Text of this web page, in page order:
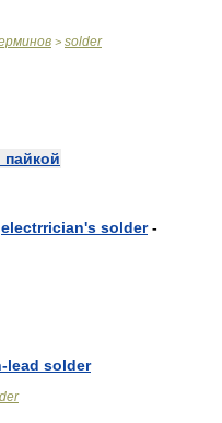
> solder
пайкой
electrrician's solder-
lead solder